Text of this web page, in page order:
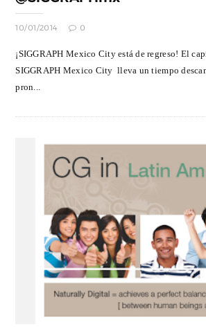
10/01/2014 0
¡SIGGRAPH Mexico City está de regreso! El
SIGGRAPH Mexico City lleva un tiempo
pron...